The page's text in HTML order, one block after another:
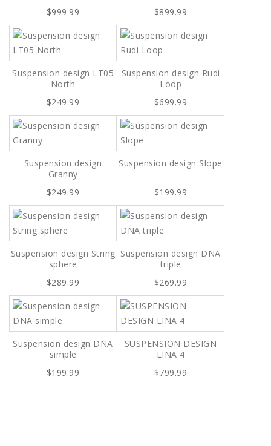
$999.99
$899.99
Suspension design LT05
North
$249.99
Suspension design Rudi
Loop
$699.99
Suspension design
Granny
$249.99
Suspension design Slope
$199.99
Suspension design String
sphere
$289.99
Suspension design DNA
triple
$269.99
Suspension design DNA
simple
$199.99
SUSPENSION DESIGN
LINA 4
$799.99